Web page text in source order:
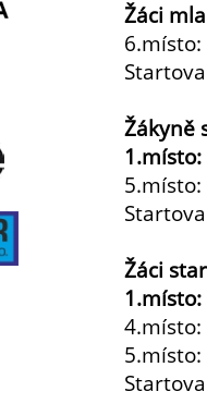
Žáci
6.místo:
Žákyně
1.místo:
5.místo:
Žáci
1.místo:
4.místo:
5.místo: